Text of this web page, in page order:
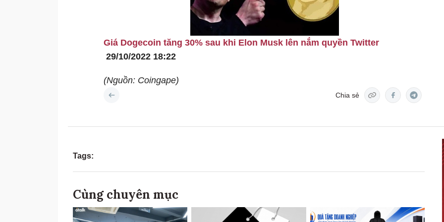
Giá Dogecoin tăng 30% sau khi Elon Musk lên nắm quyền Twitter
29/10/2022 18:22
(Nguồn: Coingape)
Chia sẻ
Tags:
Cùng chuyên mục